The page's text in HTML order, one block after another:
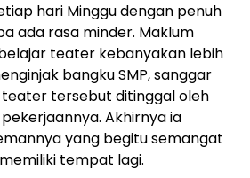
hari Minggu dengan penuh
ada rasa minder. Maklum
teater kebanyakan lebih
bangku SMP, sanggar
tersebut ditinggal oleh
Akhirnya ia
yang begitu semangat
tempat lagi.